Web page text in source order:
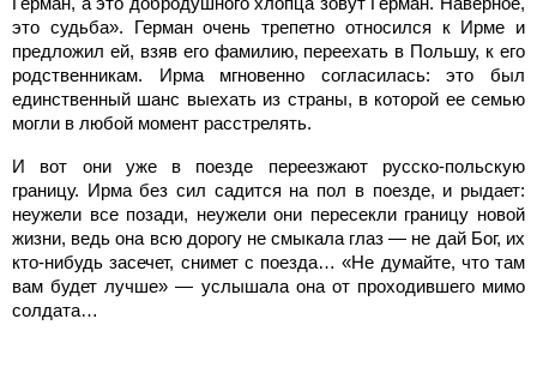
это судьба». Герман очень трепетно относился к Ирме и
предложил ей, взяв его фамилию, переехать в Польшу, к его
родственникам. Ирма мгновенно согласилась: это был
единственный шанс выехать из страны, в которой ее семью
могли в любой момент расстрелять.
И вот они уже в поезде переезжают русско-польскую
границу. Ирма без сил садится на пол в поезде, и рыдает:
неужели все позади, неужели они пересекли границу новой
жизни, ведь она всю дорогу не смыкала глаз — не дай Бог, их
кто-нибудь засечет, снимет с поезда… «Не думайте, что там
вам будет лучше» — услышала она от проходившего мимо
солдата…